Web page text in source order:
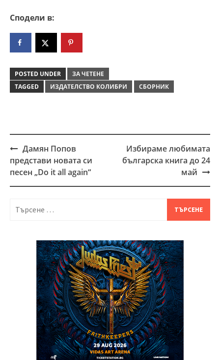
Сподели в:
POSTED UNDER
ЗА ЧЕТЕНЕ
TAGGED
ИЗДАТЕЛСТВО КОЛИБРИ СБОРНИК
Post
navigation
Дамян Попов
представи новата си
песен „Do it all again“
Избираме любимата
българска книга до 24
май
Търсене